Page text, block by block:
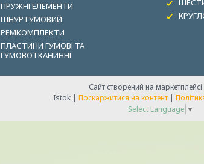
ПРУЖНІ ЕЛЕМЕНТИ
ШНУР ГУМОВИЙ
РЕМКОМПЛЕКТИ
ПЛАСТИНИ ГУМОВІ ТА
ГУМОВОТКАНИННІ
Сайт створений на маркетплейсі
Istok | Поскаржитися на контент |
Select Language ▼